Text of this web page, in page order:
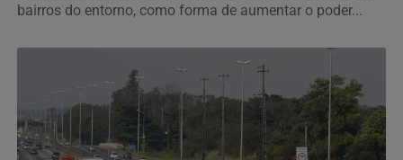
bairros do entorno, como forma de aumentar o poder...